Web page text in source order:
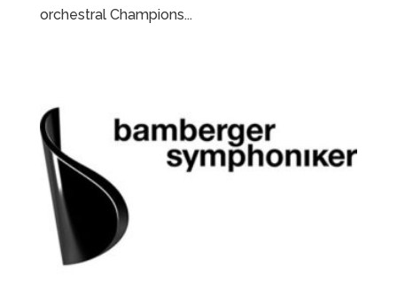
orchestral Champions...